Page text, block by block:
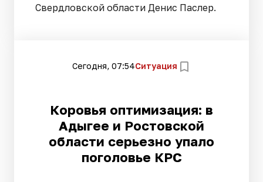
Свердловской области Денис Паслер.
Сегодня, 07:54Ситуация
Коровья оптимизация: в
Адыгее и Ростовской
области серьезно упало
поголовье КРС